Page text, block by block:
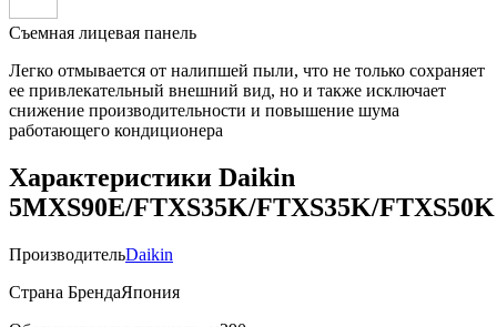
Съемная лицевая панель
Легко отмывается от налипшей пыли, что не только сохраняет
ее привлекательный внешний вид, но и также исключает
снижение производительности и повышение шума
работающего кондиционера
Характеристики Daikin
5MXS90E/FTXS35K/FTXS35K/FTXS50K
ПроизводительDaikin
Страна БрендаЯпония